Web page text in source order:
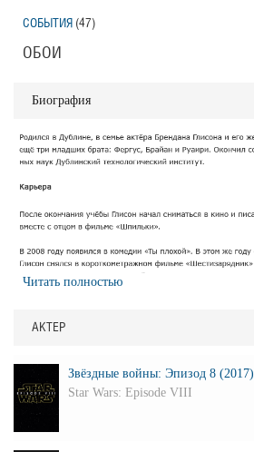
СОБЫТИЯ (47)
ОБОИ
Биография
Читать полностью
АКТЕР
Звёздные войны: Эпизод 8 (2017)
Star Wars: Episode VIII